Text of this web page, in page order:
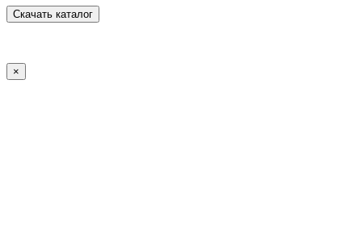
Детские столики и скамьи
Теневые навесы и сцены
Скачать каталог
×